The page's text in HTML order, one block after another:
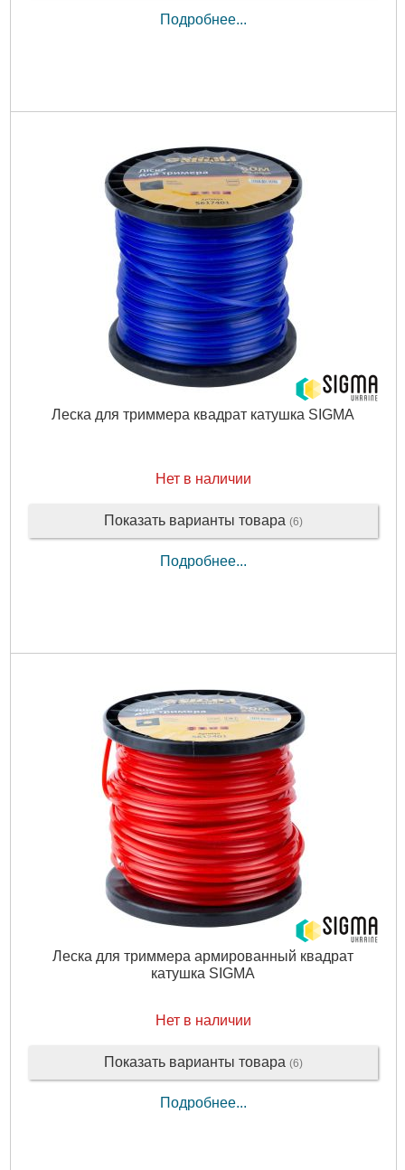
Подробнее...
Леска для триммера квадрат катушка SIGMA
Нет в наличии
Показать варианты товара (6)
Подробнее...
Леска для триммера армированный квадрат
катушка SIGMA
Нет в наличии
Показать варианты товара (6)
Подробнее...